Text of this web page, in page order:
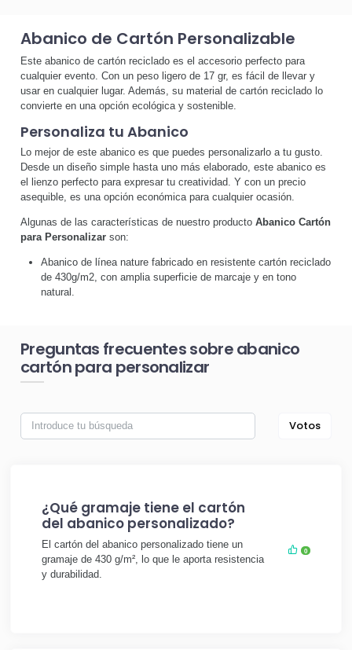
Abanico de Cartón Personalizable
Este abanico de cartón reciclado es el accesorio perfecto para
cualquier evento. Con un peso ligero de 17 gr, es fácil de llevar y
usar en cualquier lugar. Además, su material de cartón reciclado lo
convierte en una opción ecológica y sostenible.
Personaliza tu Abanico
Lo mejor de este abanico es que puedes personalizarlo a tu gusto.
Desde un diseño simple hasta uno más elaborado, este abanico es
el lienzo perfecto para expresar tu creatividad. Y con un precio
asequible, es una opción económica para cualquier ocasión.
Algunas de las características de nuestro producto Abanico Cartón
para Personalizar son:
Abanico de línea nature fabricado en resistente cartón reciclado
de 430g/m2, con amplia superficie de marcaje y en tono
natural.
Preguntas frecuentes sobre abanico
cartón para personalizar
Votos
¿Qué gramaje tiene el cartón
del abanico personalizado?
El cartón del abanico personalizado tiene un
gramaje de 430 g/m², lo que le aporta resistencia
y durabilidad.
0